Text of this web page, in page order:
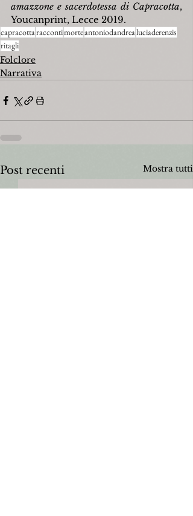
amazzone e sacerdotessa di Capracotta,
Youcanprint, Lecce 2019.
capracottaraccontimorteantoniodandrealuciaderenzis
ritagli
Folclore
Narrativa
Post recenti Mostra tutti